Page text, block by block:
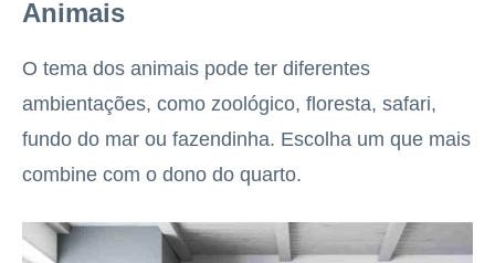
Animais
O tema dos animais pode ter diferentes
ambientações, como zoológico, floresta, safari,
fundo do mar ou fazendinha. Escolha um que mais
combine com o dono do quarto.